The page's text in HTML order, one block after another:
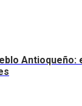
Antioqueño: